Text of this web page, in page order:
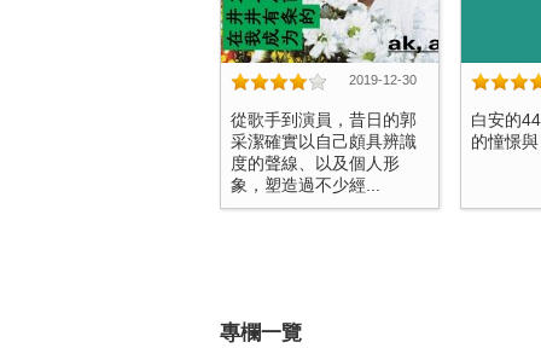
2019-12-30
從歌手到演員，昔日的郭
采潔確實以自己頗具辨識
度的聲線、以及個人形
象，塑造過不少經...
白安的
的憧憬
專欄一覽